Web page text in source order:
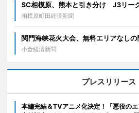
SC相模原、熊本と引き分け J3リー
相模原町田経済新聞
関門海峡花火大会、無料エリアなし
小倉経済新聞
プレスリリース
本編完結＆TVアニメ化決定！「悪役のエ